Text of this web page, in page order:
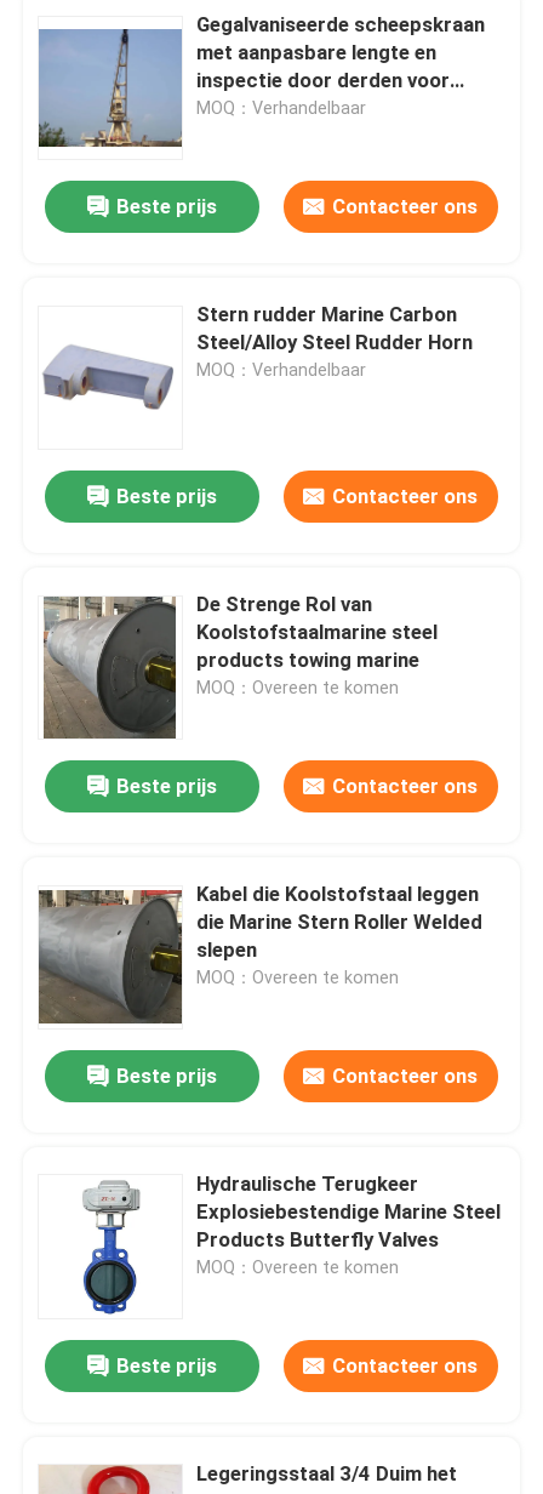
Over ons
Fabrieksreis
Contacteer ons
Vraag een offerte aan
Company News
Mariene Vensters
Mariene Broedseldekking
Aluminium marien mangat
lassenmateriaal
Meertroscomponenten
Mariene Staalproducten
Mariene Propellerschacht
Gegalvaniseerde scheepskraan
met aanpasbare lengte en
inspectie door derden voor
scheepswerven en
MOQ：Verhandelbaar
Beste prijs Contacteer ons
Stern rudder Marine Carbon
Steel/Alloy Steel Rudder Horn
MOQ：Verhandelbaar
Beste prijs Contacteer ons
De Strenge Rol van
Koolstofstaalmarine steel
products towing marine
MOQ：Overeen te komen
Beste prijs Contacteer ons
Kabel die Koolstofstaal leggen
die Marine Stern Roller Welded
slepen
MOQ：Overeen te komen
Beste prijs Contacteer ons
Hydraulische Terugkeer
Explosiebestendige Marine Steel
Products Butterfly Valves
MOQ：Overeen te komen
Beste prijs Contacteer ons
Legeringsstaal 3/4 Duim het